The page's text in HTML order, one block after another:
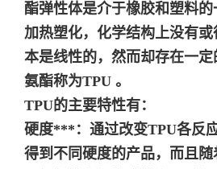
酯弹性体是介于橡胶和塑料的
加热塑化，化学结构上没有
本是线性的，然而却存在一
氨酯称为TPU 。
TPU的主要特性有：
硬度***：通过改变TPU各反
得到不同硬度的产品，而且